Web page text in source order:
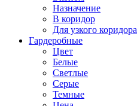
Назначение
В коридор
Для узкого коридора
Гардеробные
Цвет
Белые
Светлые
Серые
Темные